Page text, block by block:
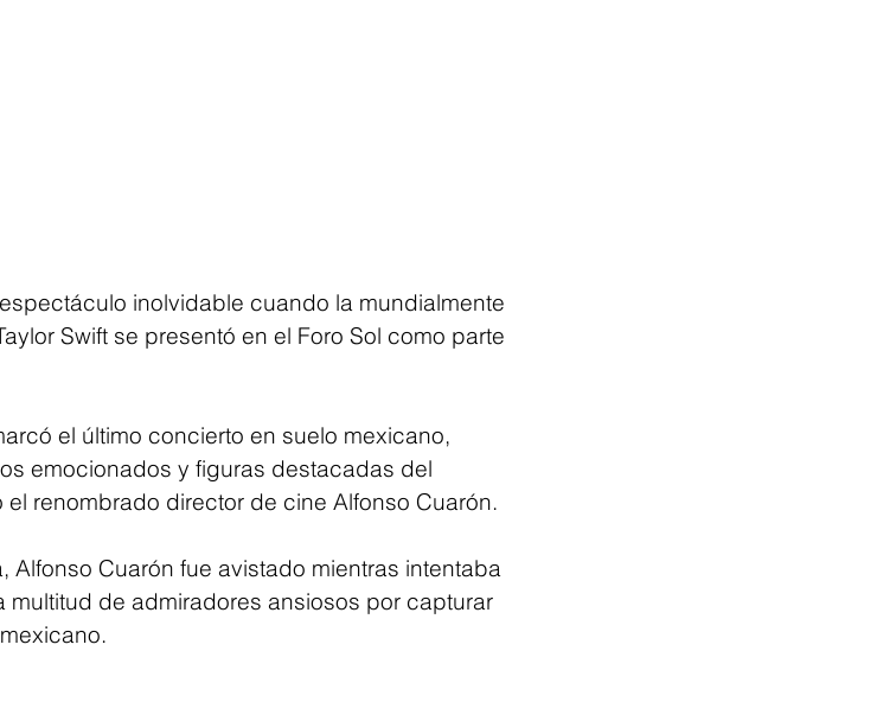
inolvidable cuando la mundialmente
Swift se presentó en el Foro Sol como parte
el último concierto en suelo mexicano,
emocionados y figuras destacadas del
renombrado director de cine Alfonso Cuarón.
Alfonso Cuarón fue avistado mientras intentaba
de admiradores ansiosos por capturar